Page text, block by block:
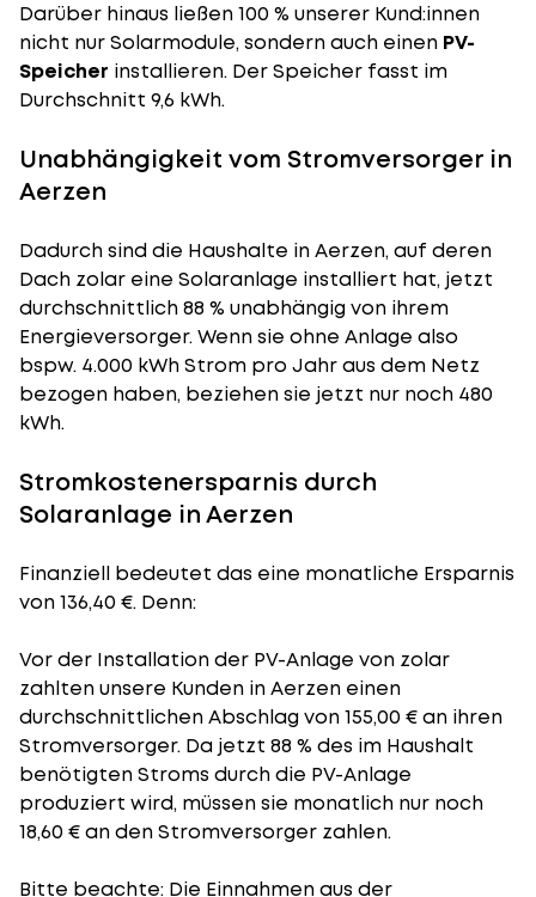
Darüber hinaus ließen 100 % unserer Kund:innen
nicht nur Solarmodule, sondern auch einen PV-
Speicher installieren. Der Speicher fasst im
Durchschnitt 9,6 kWh.
Unabhängigkeit vom Stromversorger in
Aerzen
Dadurch sind die Haushalte in Aerzen, auf deren
Dach zolar eine Solaranlage installiert hat, jetzt
durchschnittlich 88 % unabhängig von ihrem
Energieversorger. Wenn sie ohne Anlage also
bspw. 4.000 kWh Strom pro Jahr aus dem Netz
bezogen haben, beziehen sie jetzt nur noch 480
kWh.
Stromkostenersparnis durch
Solaranlage in Aerzen
Finanziell bedeutet das eine monatliche Ersparnis
von 136,40 €. Denn:
Vor der Installation der PV-Anlage von zolar
zahlten unsere Kunden in Aerzen einen
durchschnittlichen Abschlag von 155,00 € an ihren
Stromversorger. Da jetzt 88 % des im Haushalt
benötigten Stroms durch die PV-Anlage
produziert wird, müssen sie monatlich nur noch
18,60 € an den Stromversorger zahlen.
Bitte beachte: Die Einnahmen aus der